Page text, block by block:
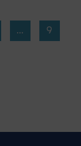
… 9